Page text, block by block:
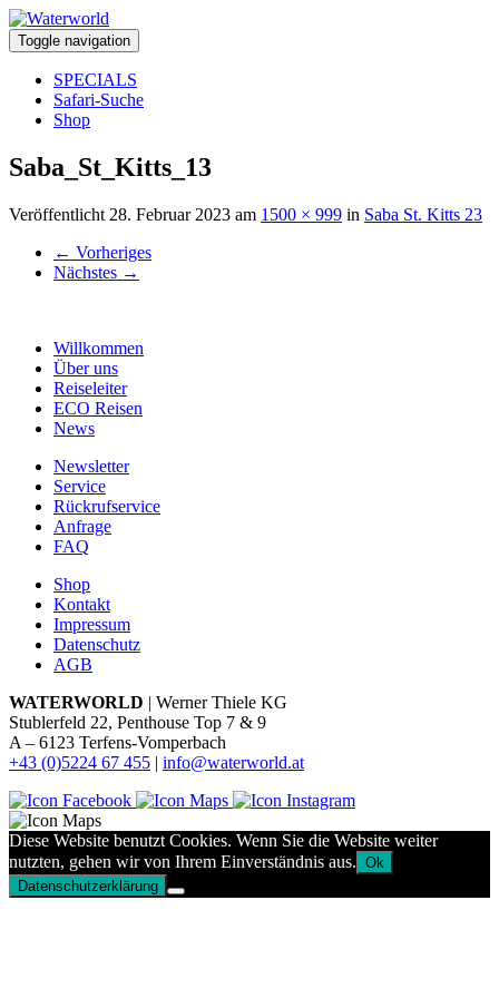
Toggle navigation
SPECIALS
Safari-Suche
Shop
Saba_St_Kitts_13
Veröffentlicht 28. Februar 2023 am 1500 × 999 in Saba St. Kitts 23
← Vorheriges
Nächstes →
Willkommen
Über uns
Reiseleiter
ECO Reisen
News
Newsletter
Service
Rückrufservice
Anfrage
FAQ
Shop
Kontakt
Impressum
Datenschutz
AGB
WATERWORLD | Werner Thiele KG
Stublerfeld 22, Penthouse Top 7 & 9
A – 6123 Terfens-Vomperbach
+43 (0)5224 67 455 | info@waterworld.at
Diese Website benutzt Cookies. Wenn Sie die Website weiter
nutzten, gehen wir von Ihrem Einverständnis aus. Ok
Datenschutzerklärung